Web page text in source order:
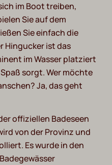
im Boot treiben,
Sie auf dem
Sie einfach die
Hingucker ist das
im Wasser platziert
sorgt. Wer möchte
Ja, das geht
offiziellen Badeseen
von der Provinz und
Es wurde in den